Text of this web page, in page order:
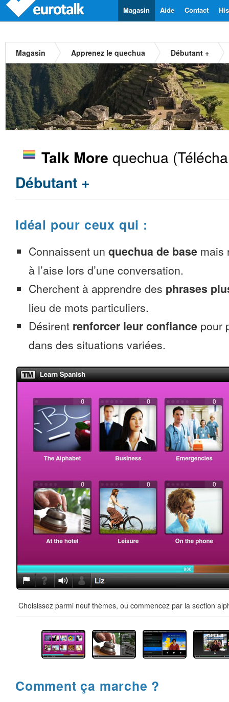
Contact
Aide
Magasin
Magasin Apprenez le quechua Débutant +
Talk More quechua
Débutant +
Idéal pour ceux qui :
Connaissent un quechua de base mais
à l’aise lors d’une conversation.
Cherchent à apprendre des phrases
lieu de mots particuliers.
Désirent renforcer leur confiance pour
dans des situations variées.
Choisissez parmi neuf thèmes, ou commencez par la section
Comment ça marche ?